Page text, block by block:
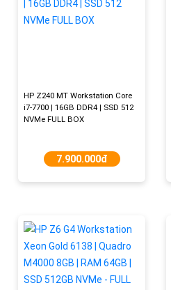
HP Z240 MT Workstation Core
i7-7700 | 16GB DDR4 | SSD 512
NVMe FULL BOX
7.900.000đ